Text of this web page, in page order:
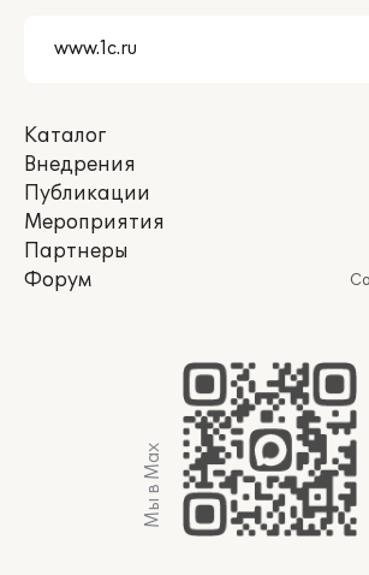
Каталог
Внедрения
Публикации
Мероприятия
Партнеры
Форум
Мы в Max